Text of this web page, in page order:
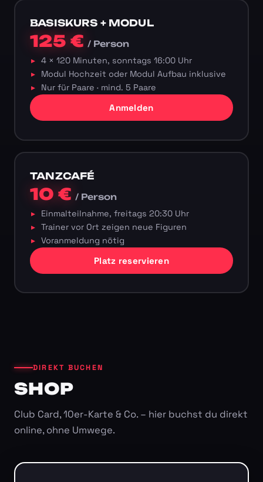
BASISKURS + MODUL
125 €/ Person
4 × 120 Minuten, sonntags 16:00 Uhr
Modul Hochzeit oder Modul Aufbau inklusive
Nur für Paare · mind. 5 Paare
Anmelden
TANZCAFÉ
10 €/ Person
Einmalteilnahme, freitags 20:30 Uhr
Trainer vor Ort zeigen neue Figuren
Voranmeldung nötig
Platz reservieren
DIREKT BUCHEN
SHOP
Club Card, 10er-Karte & Co. – hier buchst du direkt
online, ohne Umwege.